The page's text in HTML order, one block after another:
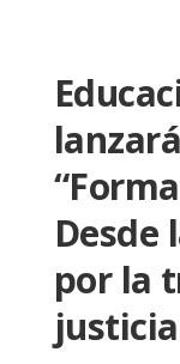
Desde
por la